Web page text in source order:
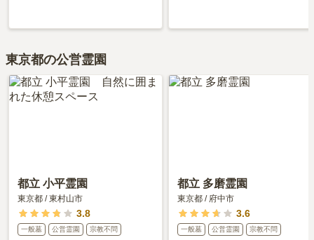
永寺の正面から谷中霊園に入っていきます。
設備・環境
3.0
特に設備はありません、お水は管理のお店で調達していきま
いつもきれいです。カラスが多いので何も置いていないので問
題なしです。そのためごみ箱もないし何もないです。お線香や
お供物は持っていくのが良いです。
周辺施設 4.0
東京都の公営霊園
都立 小平霊園
東京都 /東村山市
3.8
一般墓 公営霊園 宗教不問
都立 多磨霊園
東京都 / 府中市
3.6
一般墓 公営霊園 宗教不問